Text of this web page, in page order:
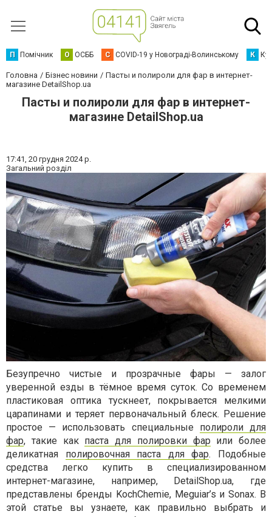
П Помічник О ОСББ C COVID-19 у Новограді-Волинському К
Головна Бізнес новини
Пасты и полироли для фар в интернет-
магазине DetailShop.ua
Пасты и полироли для фар в интернет-
магазине DetailShop.ua
17:41, 20 грудня 2024 р.
Загальний розділ
Безупречно чистые и прозрачные фары — залог
уверенной езды в тёмное время суток. Со временем
пластиковая оптика тускнеет, покрывается мелкими
царапинами и теряет первоначальный блеск. Решение
простое — использовать специальные полироли для
фар, такие как паста для полировки фар или более
деликатная полировочная паста для фар. Подобные
средства легко купить в специализированном
интернет-магазине, например, DetailShop.ua, где
представлены бренды KochChemie, Meguiar’s и Sonax. В
этой статье вы узнаете, как правильно выбрать и